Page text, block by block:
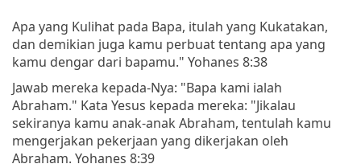
Apa yang Kulihat pada Bapa, itulah yang Kukatakan,
dan demikian juga kamu perbuat tentang apa yang
kamu dengar dari bapamu." Yohanes 8:38
Jawab mereka kepada-Nya: "Bapa kami ialah
Abraham." Kata Yesus kepada mereka: "Jikalau
sekiranya kamu anak-anak Abraham, tentulah kamu
mengerjakan pekerjaan yang dikerjakan oleh
Abraham. Yohanes 8:39